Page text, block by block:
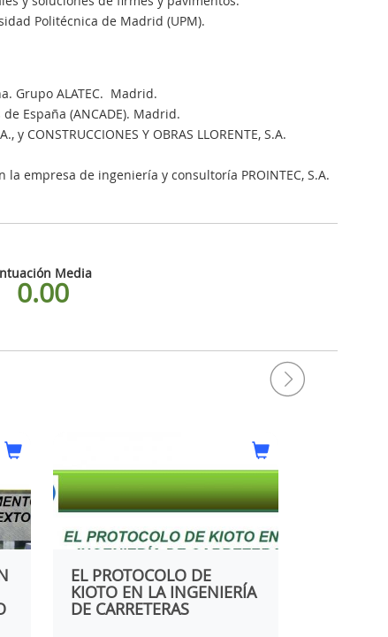
Politécnica de Madrid (UPM).
Grupo ALATEC. Madrid.
España (ANCADE). Madrid.
CONSTRUCCIONES Y OBRAS LLORENTE, S.A.
empresa de ingeniería y consultoría PROINTEC, S.A.
Media
0.00
EL PROTOCOLO DE
KIOTO EN LA INGENIERÍA
DE CARRETERAS